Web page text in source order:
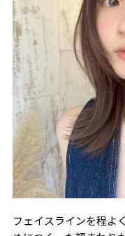
フェイスラインを程よ